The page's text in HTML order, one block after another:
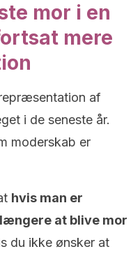
mor i en
mere
af
i de seneste år.
moderskab er
hvis man er
at blive mor
du ikke ønsker at